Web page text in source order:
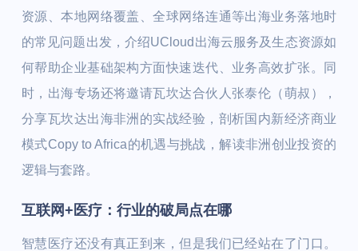
资源、本地网络覆盖、全球网络连通等出海业务落地时
的常见问题出发，介绍UCloud出海云服务及生态资源如
何帮助企业基础架构方面快速迭代、业务高效扩张。同
时，出海专场还将邀请瓦坎达合伙人张泰伦（萌叔），
分享瓦坎达出海非洲的实战经验，剖析国内新经济商业
模式Copy to Africa的机遇与挑战，解读非洲创业投资的
逻辑与套路。
互联网+医疗：行业的破局点在哪
智慧医疗还没有真正到来，但是我们已经站在了门口。